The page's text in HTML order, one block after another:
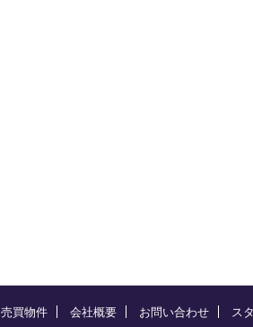
売買物件 会社概要 お問い合わせ ス